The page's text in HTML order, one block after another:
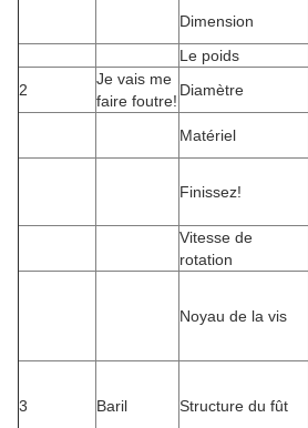
Dimension
Le poids
2
Je vais me
faire foutre!
Diamètre
Matériel
Finissez!
Vitesse de
rotation
Noyau de la vis
3 Baril Structure du fût